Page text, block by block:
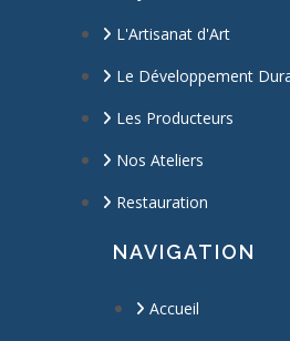
L'Artisanat d'Art
Le Développement
Les Producteurs
Nos Ateliers
Restauration
NAVIGATION
Accueil